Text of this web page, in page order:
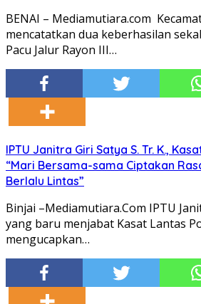
BENAI – Mediamutiara.com
mencatatkan dua keberhasilan
Pacu Jalur Rayon III…
IPTU Janitra Giri Satya S. Tr. K.,
“Mari Bersama-sama Ciptakan
Berlalu Lintas”
Binjai –Mediamutiara.Com IPTU
yang baru menjabat Kasat Lantas
mengucapkan…